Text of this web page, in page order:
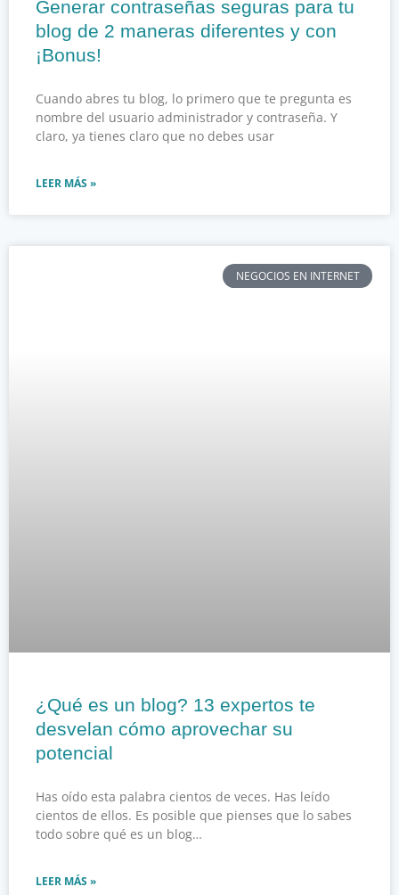
Generar contraseñas seguras para tu
blog de 2 maneras diferentes y con
¡Bonus!
Cuando abres tu blog, lo primero que te pregunta es
nombre del usuario administrador y contraseña. Y
claro, ya tienes claro que no debes usar
LEER MÁS »
NEGOCIOS EN INTERNET
¿Qué es un blog? 13 expertos te
desvelan cómo aprovechar su
potencial
Has oído esta palabra cientos de veces. Has leído
cientos de ellos. Es posible que pienses que lo sabes
todo sobre qué es un blog…
LEER MÁS »